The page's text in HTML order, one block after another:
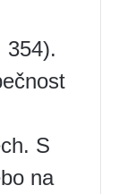
354).
S
na